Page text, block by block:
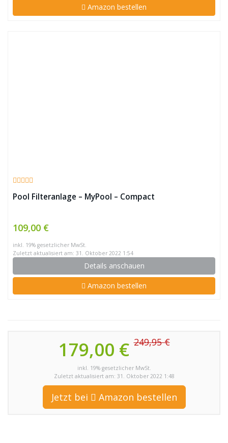
Amazon bestellen
Pool Filteranlage – MyPool – Compact
109,00 €
inkl. 19% gesetzlicher MwSt.
Zuletzt aktualisiert am: 31. Oktober 2022 1:54
Details anschauen
Amazon bestellen
179,00 €249,95 €
inkl. 19% gesetzlicher MwSt.
Zuletzt aktualisiert am: 31. Oktober 2022 1:48
Jetzt bei Amazon bestellen